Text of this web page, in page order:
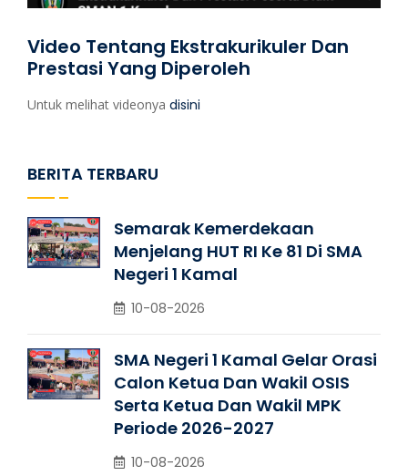
Video Tentang Ekstrakurikuler Dan
Prestasi Yang Diperoleh
Untuk melihat videonya disini
BERITA TERBARU
Semarak Kemerdekaan
Menjelang HUT RI Ke 81 Di SMA
Negeri 1 Kamal
10-08-2026
SMA Negeri 1 Kamal Gelar Orasi
Calon Ketua Dan Wakil OSIS
Serta Ketua Dan Wakil MPK
Periode 2026-2027
10-08-2026